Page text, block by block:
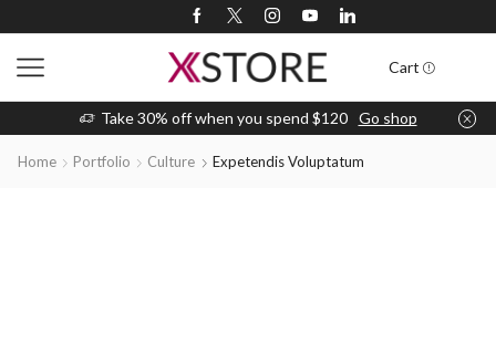
Cart
Take 30% off when you spend $120 Go shop
Home Portfolio Culture Expetendis Voluptatum